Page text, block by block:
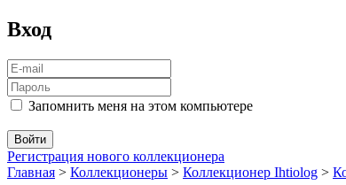
Вход
Запомнить меня на этом компьютере
Регистрация нового коллекционера
Главная > Коллекционеры > Коллекционер Ihtiolog >